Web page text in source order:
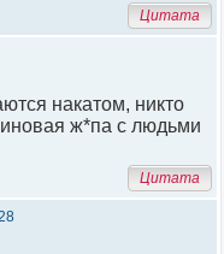
Цитата
накатом, никто
ж*па с людьми
Цитата